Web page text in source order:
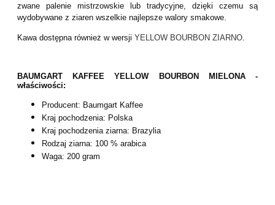
zwane palenie mistrzowskie lub tradycyjne, dzięki czemu są
wydobywane z ziaren wszelkie najlepsze walory smakowe.
Kawa dostępna również w wersji YELLOW BOURBON ZIARNO.
BAUMGART KAFFEE YELLOW BOURBON MIELONA -
właściwości:
Producent: Baumgart Kaffee
Kraj pochodzenia: Polska
Kraj pochodzenia ziarna: Brazylia
Rodzaj ziarna: 100 % arabica
Waga: 200 gram